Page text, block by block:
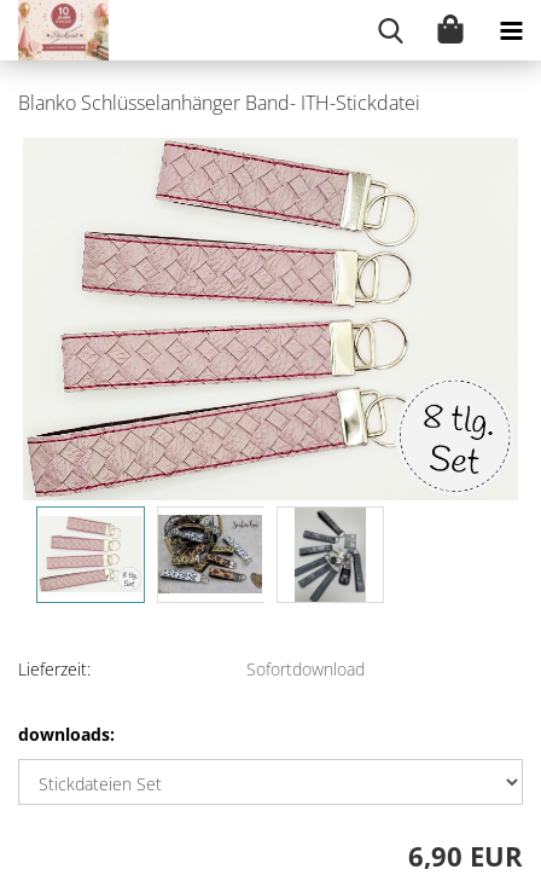
Blanko Schlüsselanhänger Band- ITH-Stickdatei
Lieferzeit: Sofortdownload
downloads:
6,90 EUR